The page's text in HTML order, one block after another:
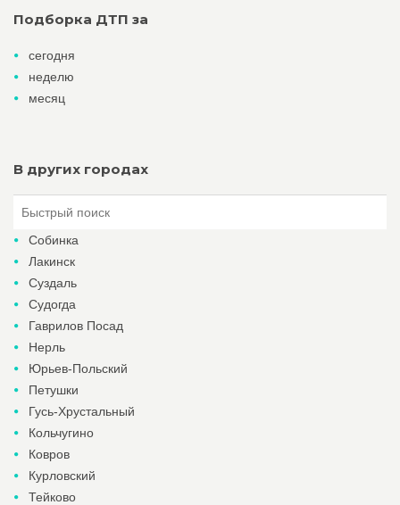
Подборка ДТП за
сегодня
неделю
месяц
В других городах
Собинка
Лакинск
Суздаль
Судогда
Гаврилов Посад
Нерль
Юрьев-Польский
Петушки
Гусь-Хрустальный
Кольчугино
Ковров
Курловский
Тейково